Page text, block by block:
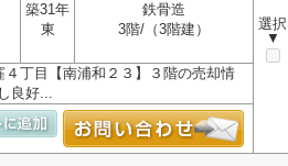
選択
▼
築31年
東
鉄骨造
3階/（3階建）
丁目【南浦和２３】３階の売却情
良好...